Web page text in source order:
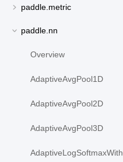
paddle.metric
paddle.nn
Overview
AdaptiveAvgPool1D
AdaptiveAvgPool2D
AdaptiveAvgPool3D
AdaptiveLogSoftmaxWithLoss